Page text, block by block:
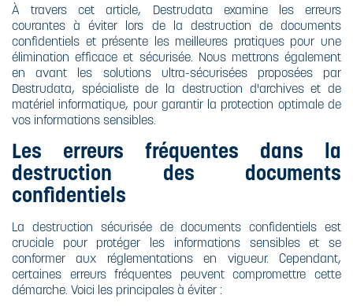
À travers cet article, Destrudata examine les erreurs
courantes à éviter lors de la destruction de documents
confidentiels et présente les meilleures pratiques pour une
élimination efficace et sécurisée. Nous mettrons également
en avant les solutions ultra-sécurisées proposées par
Destrudata, spécialiste de la destruction d'archives et de
matériel informatique, pour garantir la protection optimale de
vos informations sensibles.
Les erreurs fréquentes dans la
destruction des documents
confidentiels
La destruction sécurisée de documents confidentiels est
cruciale pour protéger les informations sensibles et se
conformer aux réglementations en vigueur. Cependant,
certaines erreurs fréquentes peuvent compromettre cette
démarche. Voici les principales à éviter :